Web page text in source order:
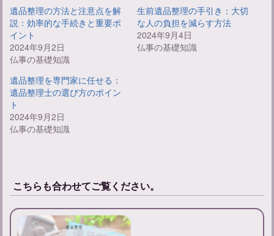
遺品整理の方法と注意点を解
説：効率的な手続きと重要ポ
イント
2024年9月2日
仏事の基礎知識
生前遺品整理の手引き：大切
な人の負担を減らす方法
2024年9月4日
仏事の基礎知識
遺品整理を専門家に任せる：
遺品整理士の選び方のポイン
ト
2024年9月2日
仏事の基礎知識
こちらも合わせてご覧ください。